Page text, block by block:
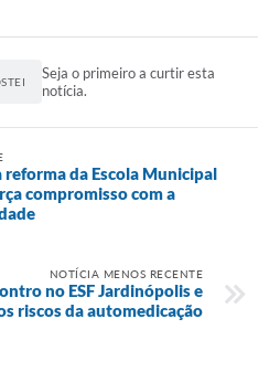
Seja o primeiro a curtir esta
notícia.
da Escola Municipal
compromisso com a
NOTÍCIA MENOS RECENTE
no ESF Jardinópolis e
riscos da automedicação